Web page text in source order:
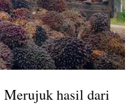
Merujuk hasil dari